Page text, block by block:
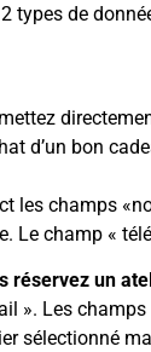
types de
d’un bon
champs
Le champ «
un
». Les
sélectionné